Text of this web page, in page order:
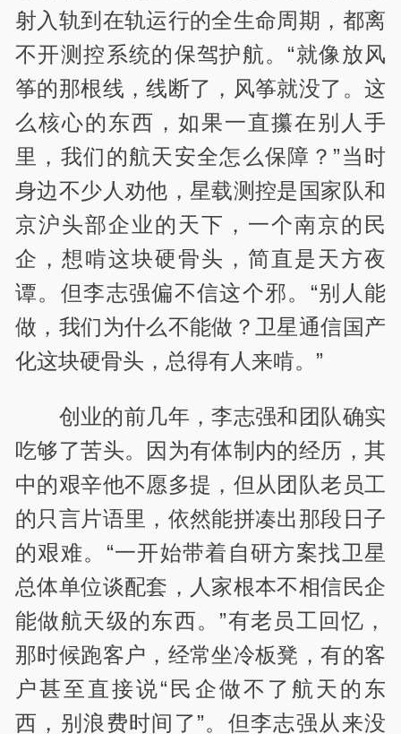
射入轨到在轨运行的全生命周期，都离
不开测控系统的保驾护航。“就像放风
筝的那根线，线断了，风筝就没了。这
么核心的东西，如果一直攥在别人手
里，我们的航天安全怎么保障？”当时
身边不少人劝他，星载测控是国家队和
京沪头部企业的天下，一个南京的民
企，想啃这块硬骨头，简直是天方夜
谭。但李志强偏不信这个邪。“别人能
做，我们为什么不能做？卫星通信国产
化这块硬骨头，总得有人来啃。”
创业的前几年，李志强和团队确实
吃够了苦头。因为有体制内的经历，其
中的艰辛他不愿多提，但从团队老员工
的只言片语里，依然能拼凑出那段日子
的艰难。“一开始带着自研方案找卫星
总体单位谈配套，人家根本不相信民企
能做航天级的东西。”有老员工回忆，
那时候跑客户，经常坐冷板凳，有的客
户甚至直接说“民企做不了航天的东
西，别浪费时间了”。但李志强从来没